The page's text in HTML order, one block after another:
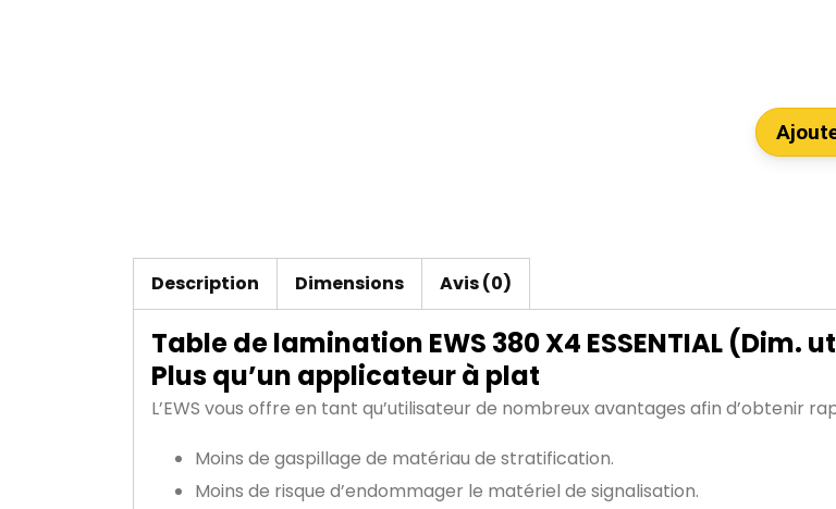
Description Dimensions Avis (0)
Table de lamination EWS 380 X4 ESSENTIAL (Dim.
Plus qu’un applicateur à plat
L’EWS vous offre en tant qu’utilisateur de nombreux avantages afin d’obtenir
Moins de gaspillage de matériau de stratification.
Moins de risque d’endommager le matériel de signalisation.